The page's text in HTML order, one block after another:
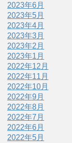
2023年6月
2023年5月
2023年4月
2023年3月
2023年2月
2023年1月
2022年12月
2022年11月
2022年10月
2022年9月
2022年8月
2022年7月
2022年6月
2022年5月